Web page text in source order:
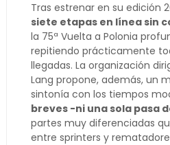
Tras estrenar en su edición
siete etapas en línea sin
la 75ª Vuelta a Polonia
repitiendo prácticamente
llegadas. La organización
Lang propone, además, un
sintonía con los tiempos
breves -ni una sola pasa
partes muy diferenciadas
entre sprinters y